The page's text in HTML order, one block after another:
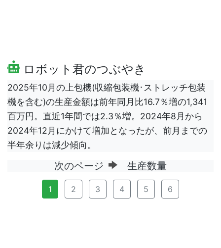
ロボット君のつぶやき
2025年10月の上包機(収縮包装機･ストレッチ包装
機を含む)の生産金額は前年同月比16.7％増の1,341
百万円。直近1年間では2.3％増。2024年8月から
2024年12月にかけて増加となったが、前月までの
半年余りは減少傾向。
次のページ 生産数量
1 2 3 4 5 6